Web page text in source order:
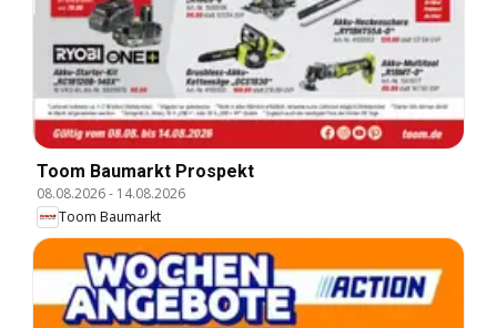
Toom Baumarkt Prospekt
08.08.2026- 14.08.2026
Toom Baumarkt